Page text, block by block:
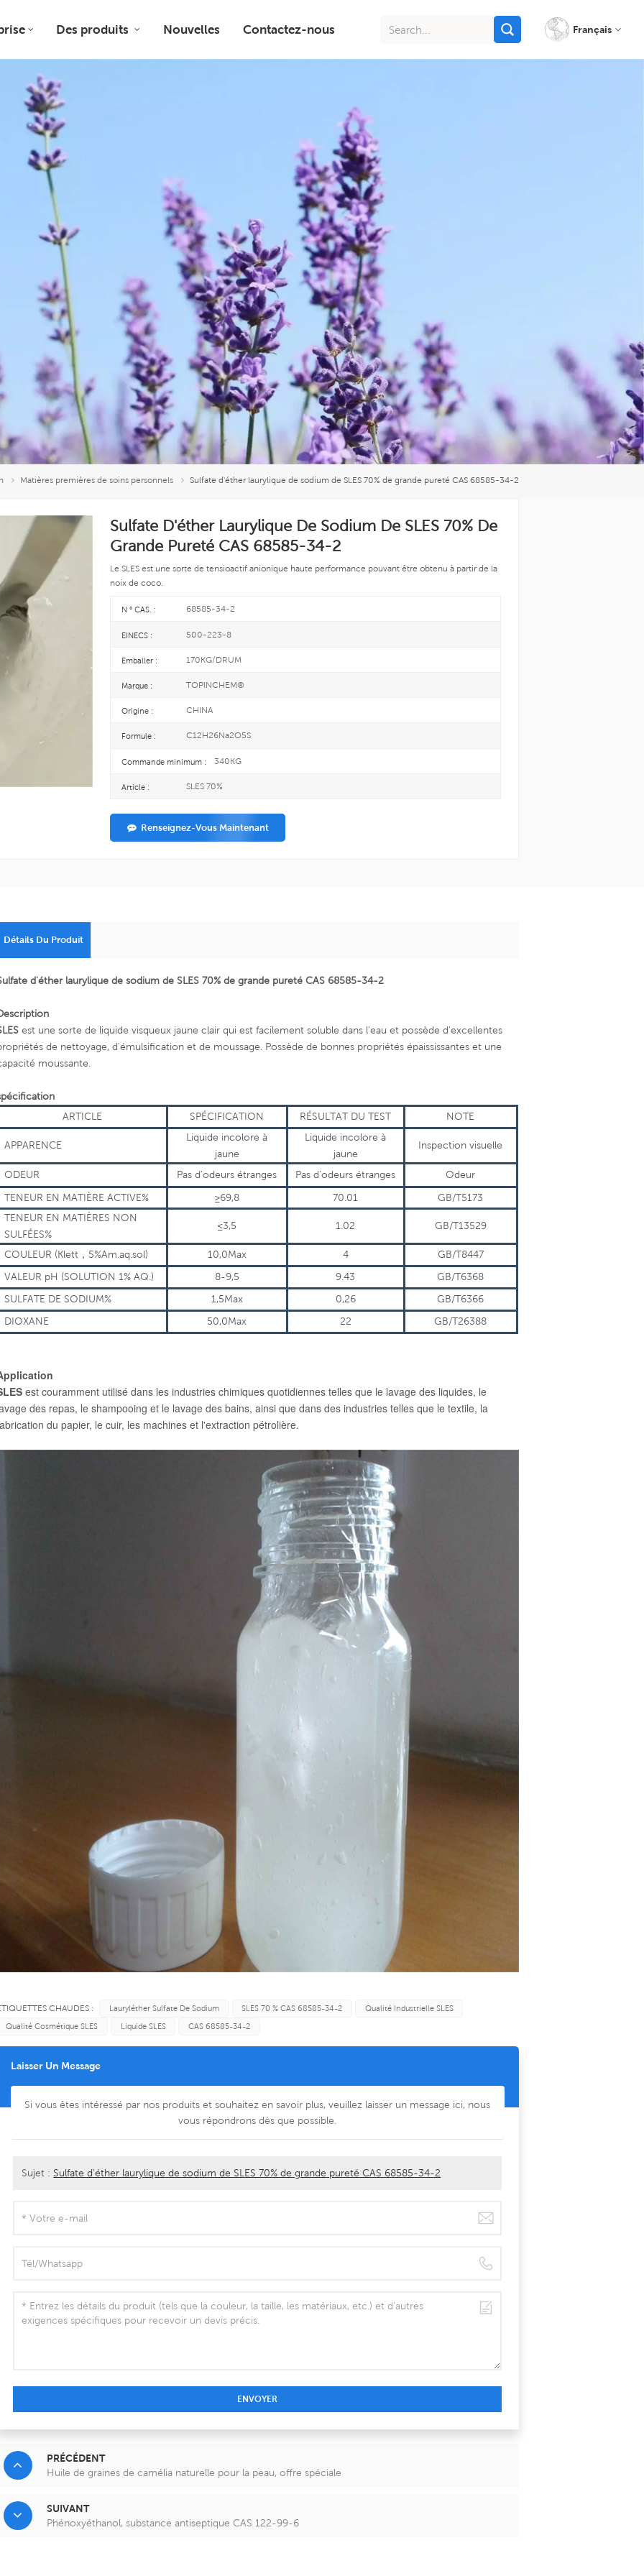
Des produits Nouvelles Contactez-nous Français
Matières premières de soins personnels Sulfate d'éther laurylique de sodium de SLES 70% de grande pureté CAS 68585-34-2
Sulfate D'éther Laurylique De Sodium De SLES 70% De
Grande Pureté CAS 68585-34-2
Le SLES est une sorte de tensioactif anionique haute performance pouvant être obtenu à partir de la
noix de coco.
N ° CAS. : 68585-34-2
EINECS : 500-223-8
Emballer : 170KG/DRUM
Marque : TOPINCHEM®
Origine : CHINA
Formule : C12H26Na2O5S
Commande minimum : 340KG
Article : SLES 70%
Renseignez-Vous Maintenant
Détails Du Produit
d'éther laurylique de sodium de SLES 70% de grande pureté CAS 68585-34-2
est une sorte de liquide visqueux jaune clair qui est facilement soluble dans l'eau et possède d'excellentes
de nettoyage, d'émulsification et de moussage. Possède de bonnes propriétés épaississantes et une
moussante.
ARTICLE
SPÉCIFICATION RÉSULTAT DU TEST NOTE
APPARENCE
Liquide incolore à
jaune
Liquide incolore à
jaune
Inspection visuelle
ODEUR Pas d'odeurs étranges Pas d'odeurs étranges
Odeur
TENEUR EN MATIÈRE ACTIVE%
≥69,8 70.01
GB/T5173
TENEUR EN MATIÈRES NON
SULFÉES%
≤3,5 1.02 GB/T13529
COULEUR (Klett ， 5%Am.aq.sol) 10,0Max 4
GB/T8447
VALEUR pH (SOLUTION 1% AQ.)
8-9,5 9.43
GB/T6368
SULFATE DE SODIUM%
1,5Max 0,26
GB/T6366
DIOXANE
50,0Max 22 GB/T26388
est couramment utilisé dans les industries chimiques quotidiennes telles que le lavage des liquides, le
des repas, le shampooing et le lavage des bains, ainsi que dans des industries telles que le textile, la
du papier, le cuir, les machines et l'extraction pétrolière.
CHAUDES : Lauryléther Sulfate De Sodium SLES 70 % CAS 68585-34-2
Qualité Industrielle SLES
Qualité Cosmétique SLES
Liquide SLES CAS 68585-34-2
Laisser Un Message
Si vous êtes intéressé par nos produits et souhaitez en savoir plus, veuillez laisser un message ici, nous
vous répondrons dès que possible.
Sujet : Sulfate d'éther laurylique de sodium de SLES 70% de grande pureté CAS 68585-34-2
ENVOYER
PRÉCÉDENT
Huile de graines de camélia naturelle pour la peau, offre spéciale
SUIVANT
Phénoxyéthanol, substance antiseptique CAS 122-99-6